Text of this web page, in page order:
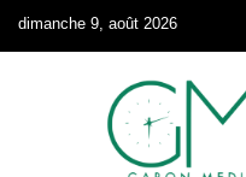
dimanche 9, août 2026